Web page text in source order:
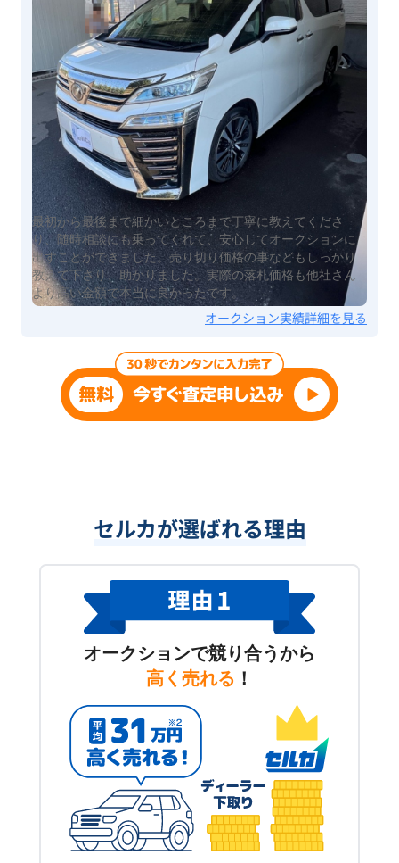
最初から最後まで細かいところまで丁寧に教えてくださ
り、随時相談にも乗ってくれて、安心してオークションに
出すことができました。売り切り価格の事などもしっかり
教えて下さり、助かりました。実際の落札価格も他社さん
より高い金額で本当に良かったです。
オークション実績詳細を見る
セルカが選ばれる理由
オークションで競り合うから
高く売れる ！